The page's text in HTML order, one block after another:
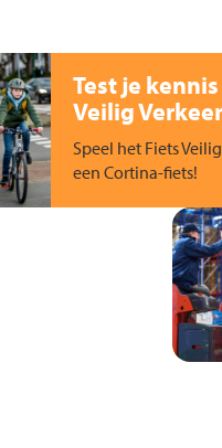
Test je
Veilig
Speel het Fiets
een Cortina-fiets!